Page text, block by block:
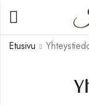
Etusivu